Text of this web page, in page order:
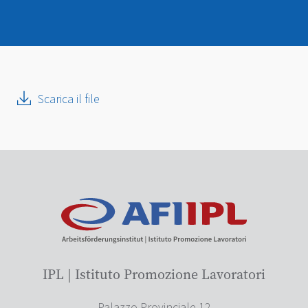
Scarica il file
IPL | Istituto Promozione Lavoratori